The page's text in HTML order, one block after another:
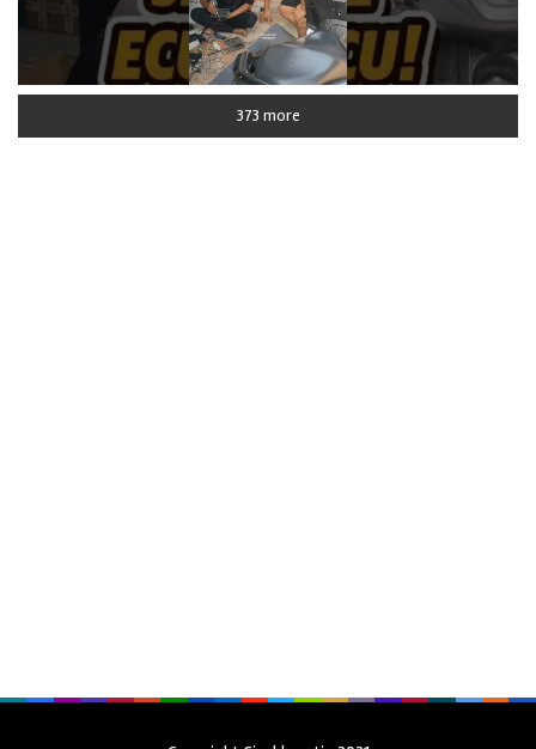
373 more